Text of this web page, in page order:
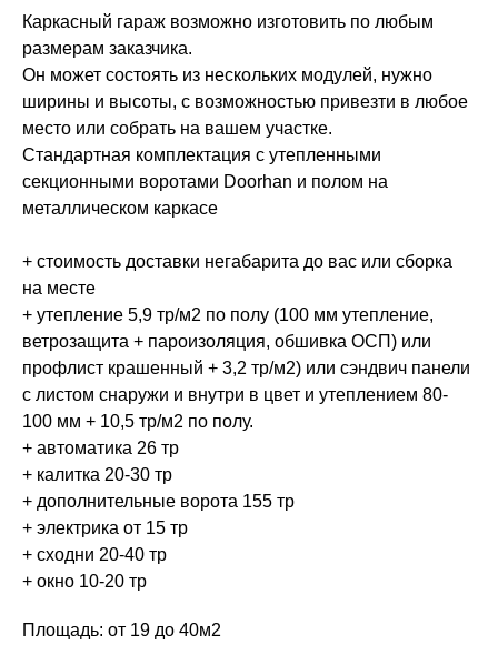
Каркасный гараж возможно изготовить по любым
размерам заказчика.
Он может состоять из нескольких модулей, нужно
ширины и высоты, с возможностью привезти в любое
место или собрать на вашем участке.
Стандартная комплектация с утепленными
секционными воротами Doorhan и полом на
металлическом каркасе
+ стоимость доставки негабарита до вас или сборка
на месте
+ утепление 5,9 тр/м2 по полу (100 мм утепление,
ветрозащита + пароизоляция, обшивка ОСП) или
профлист крашенный + 3,2 тр/м2) или сэндвич панели
с листом снаружи и внутри в цвет и утеплением 80-
100 мм + 10,5 тр/м2 по полу.
+ автоматика 26 тр
+ калитка 20-30 тр
+ дополнительные ворота 155 тр
+ электрика от 15 тр
+ сходни 20-40 тр
+ окно 10-20 тр
Площадь: от 19 до 40м2